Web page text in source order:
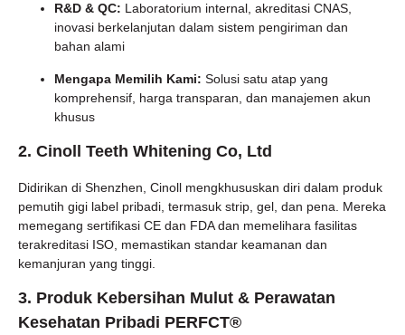
R&D & QC: Laboratorium internal, akreditasi CNAS,
inovasi berkelanjutan dalam sistem pengiriman dan
bahan alami
Mengapa Memilih Kami: Solusi satu atap yang
komprehensif, harga transparan, dan manajemen akun
khusus
2. Cinoll Teeth Whitening Co, Ltd
Didirikan di Shenzhen, Cinoll mengkhususkan diri dalam produk
pemutih gigi label pribadi, termasuk strip, gel, dan pena. Mereka
memegang sertifikasi CE dan FDA dan memelihara fasilitas
terakreditasi ISO, memastikan standar keamanan dan
kemanjuran yang tinggi.
3. Produk Kebersihan Mulut & Perawatan
Kesehatan Pribadi PERFCT®